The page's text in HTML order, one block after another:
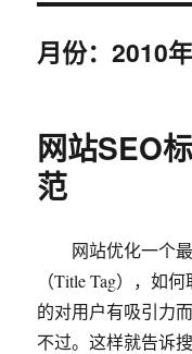
月份：2010
网站SEO
范
网站优化一个最
（Title Tag），如
的对用户有吸引力
不过。这样就告诉